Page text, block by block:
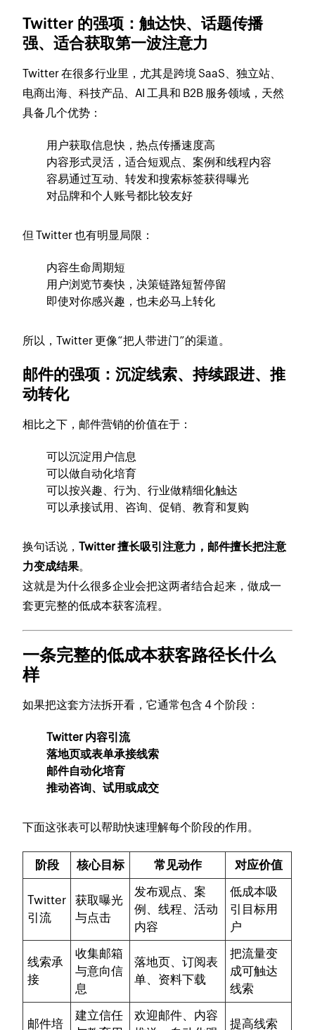
Twitter 的强项：触达快、话题传播
强、适合获取第一波注意力
Twitter 在很多行业里，尤其是跨境 SaaS、独立站、
电商出海、科技产品、AI 工具和 B2B 服务领域，天然
具备几个优势：
用户获取信息快，热点传播速度高
内容形式灵活，适合短观点、案例和线程内容
容易通过互动、转发和搜索标签获得曝光
对品牌和个人账号都比较友好
但 Twitter 也有明显局限：
内容生命周期短
用户浏览节奏快，决策链路短暂停留
即使对你感兴趣，也未必马上转化
所以，Twitter 更像“把人带进门”的渠道。
邮件的强项：沉淀线索、持续跟进、推
动转化
相比之下，邮件营销的价值在于：
可以沉淀用户信息
可以做自动化培育
可以按兴趣、行为、行业做精细化触达
可以承接试用、咨询、促销、教育和复购
换句话说，Twitter 擅长吸引注意力，邮件擅长把注意
力变成结果。
这就是为什么很多企业会把这两者结合起来，做成一
套更完整的低成本获客流程。
一条完整的低成本获客路径长什么
样
如果把这套方法拆开看，它通常包含 4 个阶段：
Twitter 内容引流
落地页或表单承接线索
邮件自动化培育
推动咨询、试用或成交
下面这张表可以帮助快速理解每个阶段的作用。
阶段 核心目标 常见动作 对应价值
Twitter
引流
获取曝光
与点击
发布观点、案
例、线程、活动
内容
低成本吸
引目标用
户
线索承
接
收集邮箱
与意向信
息
落地页、订阅表
单、资料下载
把流量变
成可触达
线索
邮件培
建立信任
欢迎邮件、内容
提高线索